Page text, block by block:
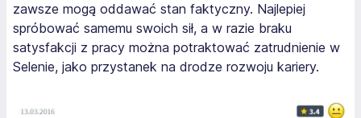
zawsze mogą oddawać stan faktyczny. Najlepiej
spróbować samemu swoich sił, a w razie braku
satysfakcji z pracy można potraktować zatrudnienie w
Selenie, jako przystanek na drodze rozwoju kariery.